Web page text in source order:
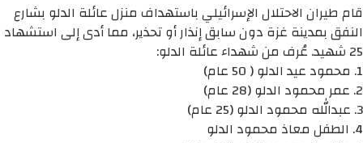
قام طيران الاحتلال الإسرائيلي باستهداف منزل عائلة الدلو بشارع
النفق بمدينة غزة دون سابق إنذار أو تحذير، مما أدى إلى استشهاد
25 شهيد. عُرف من شهداء عائلة الدلو:
1. محمود عيد الدلو ( 50 عام)
2. عمر محمود الدلو (28 عام)
3. عبدالله محمود الدلو (25 عام)
4. الطفل معاذ محمود الدلو